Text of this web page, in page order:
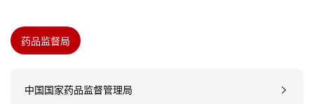
药品监督局
中国国家药品监督管理局